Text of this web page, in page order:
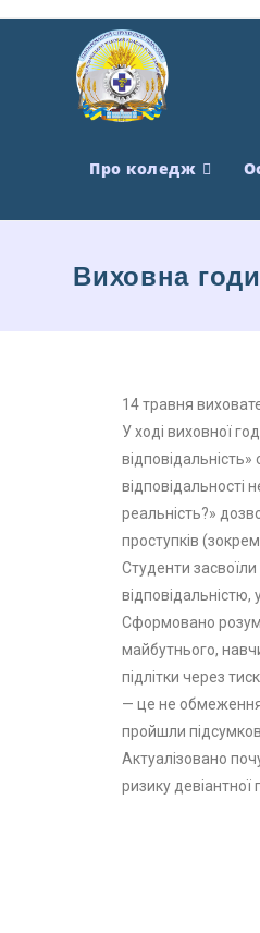
Про коледж
Виховна
14 травня
У ході виховної
відповідальності
реальність?»
проступків
Студенти
Сформовано
майбутнього,
підлітки через
— це не обмеження
пройшли
Актуалізовано
ризику девіантної